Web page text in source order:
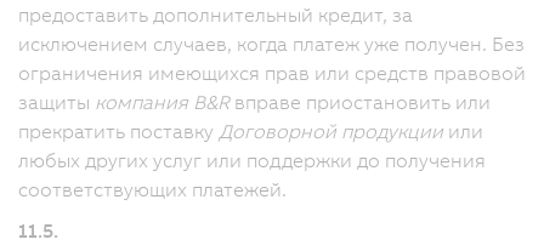
предоставить дополнительный кредит, за
исключением случаев, когда платеж уже получен. Без
ограничения имеющихся прав или средств правовой
защиты компания B&Rвправе приостановить или
прекратить поставку Договорной продукции или
любых других услуг или поддержки до получения
соответствующих платежей.
11.5.